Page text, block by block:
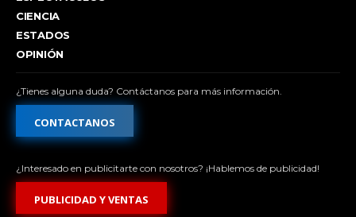
CIENCIA
ESTADOS
OPINIÓN
¿Tienes alguna duda? Contáctanos para más información.
CONTACTANOS
¿Interesado en publicitarte con nosotros? ¡Hablemos de publicidad!
PUBLICIDAD Y VENTAS